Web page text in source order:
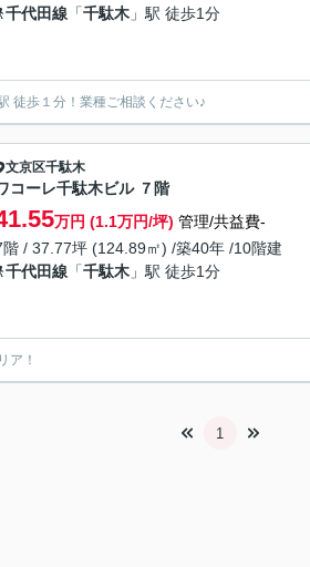
千代田線 「千駄木 」駅 徒歩1分
徒歩１分！業種ご相談ください♪
文京区千駄木
コーレ千駄木ビル ７階
万円 (1.1万円/坪) 管理/共益費-
階 / 37.77坪 (124.89㎡) /築40年 /10階建
千代田線 「千駄木 」駅 徒歩1分
ア！
1